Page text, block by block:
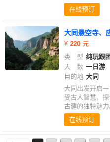
在线预订
大同悬空寺、
220
类 型 纯玩跟团
天 数 一日游
目的地 大同
大同出发开启
受古人智慧，
古建的独特魅力
在线预订